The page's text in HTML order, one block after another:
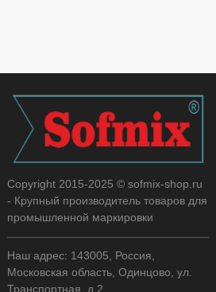
Copyright 2015-2025 © sofmix-shop.ru
- Крупный производитель товаров для
промышленной маркировки
Наш адрес: 143005, Россия,
Московская область, Одинцово, ул.
Транспортная, д.2